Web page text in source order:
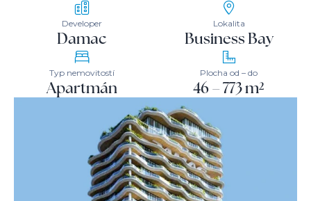
Developer
Damac
Lokalita
Business Bay
Typ nemovitostí
Apartmán
Plocha od – do
46 – 773 m²